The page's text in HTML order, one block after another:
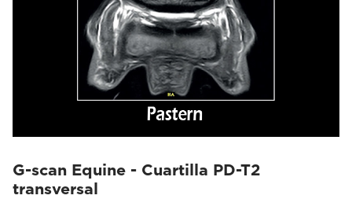
G-scan Equine - Cuartilla PD-T2
transversal